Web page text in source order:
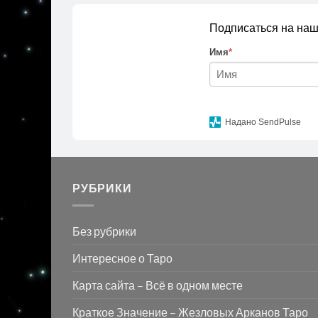
Подписаться на
Имя*
Надано SendPulse
РУБРИКИ
Без рубрики
Интересное о Таро
Карта сайта – Всё в одном месте
Краткое Значение – Жезловых Арканов Таро